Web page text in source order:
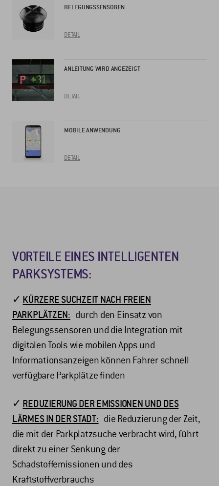
BELEGUNGSSENSOREN
DETAIL
ANLEITUNG WIRD ANGEZEIGT
DETAIL
MOBILE ANWENDUNG
DETAIL
VORTEILE EINES INTELLIGENTEN
PARKSYSTEMS:
✓ KÜRZERE SUCHZEIT NACH FREIEN
PARKPLÄTZEN: durch den Einsatz von
Belegungssensoren und die Integration mit
digitalen Tools wie mobilen Apps und
Informationsanzeigen können Fahrer schnell
verfügbare Parkplätze finden
✓ REDUZIERUNG DER EMISSIONEN UND DES
LÄRMES IN DER STADT: die Reduzierung der Zeit,
die mit der Parkplatzsuche verbracht wird, führt
direkt zu einer Senkung der
Schadstoffemissionen und des
Kraftstoffverbrauchs